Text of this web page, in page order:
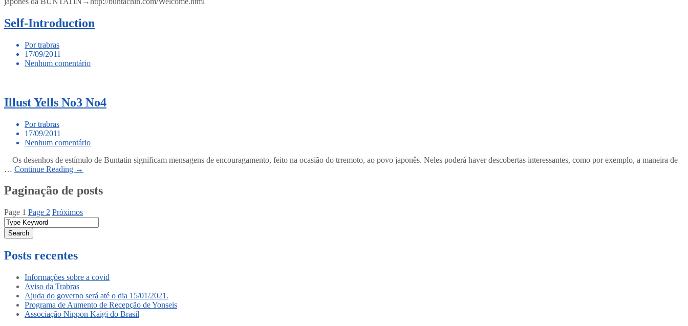
Self-Introduction
Por trabras
17/09/2011
Nenhum comentário
Illust Yells No3 No4
Por trabras
17/09/2011
Nenhum comentário
Os desenhos de estímulo de Buntatin significam mensagens de encouragamento, feito na ocasião do trremoto, ao povo japonês. Neles poderá haver descobertas interessantes, como por exemplo, a maneira de
… Continue Reading →
Paginação de posts
Page 1 Page 2 Próximos
Search
Posts recentes
Informações sobre a covid
Aviso da Trabras
Ajuda do governo será até o dia 15/01/2021.
Programa de Aumento de Recepção de Yonseis
Associação Nippon Kaigi do Brasil